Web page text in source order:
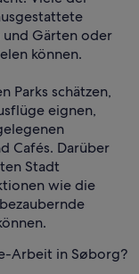
und Gärten oder
können.
Parks schätzen,
eignen,
Cafés. Darüber
Stadt
wie die
Arbeit in Søborg?